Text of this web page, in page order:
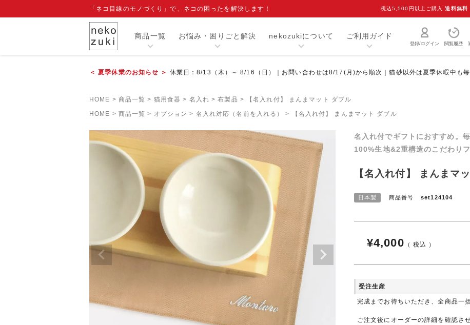
「ネコ目線のモノづくり」で、ネコの困ったを解決します！ 税込5,500円以上ご購入送料無料
商品一覧
閲覧履歴
注目ワード
爪切り補助具『もふもふマスク』
エリザベスカラー
猫砂・トイレ用品
爪研ぎ
室内用品
ベッド・マット
食器
お手入れ用品
首輪
お悩み・困りごと解決 nekozukiについて ご利用ガイド
登録/ログイン 閲覧履歴
＜ 夏季休業のお知らせ ＞ 休業日：8/13（木）～ 8/16（日）｜お問い合わせは8/17(月)から順次｜猫砂以外は夏季休暇中も
HOME 商品一覧 猫用食器 名入れ 布製品
【名入れ付】 まんまマット ダブル
HOME
商品一覧 オプション 名入れ対応（名前を入れる） 【名入れ付】 まんまマット ダブル
名入れ付でギフトにおすすめ。
100%生地&2重構造のこだわり
【名入れ付】 まんまマ
日本製 商品番号 set124104
¥4,000 税込
受注生産
完成までお待ちいただき、全商品一
ご注文後にオーダーの詳細を確認さ